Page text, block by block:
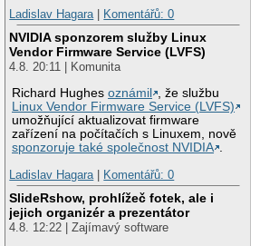
Ladislav Hagara
Komentářů: 0
NVIDIA sponzorem služby Linux
Vendor Firmware Service (LVFS)
4.8. 20:11 | Komunita
Richard Hughesoznámil
, že službu
Linux Vendor Firmware Service (LVFS)
umožňující aktualizovat firmware
zařízení na počítačích s Linuxem, nově
sponzoruje také společnost NVIDIA .
Ladislav Hagara | Komentářů: 0
SlideRshow, prohlížeč fotek, ale i
jejich organizér a prezentátor
4.8. 12:22 | Zajímavý software